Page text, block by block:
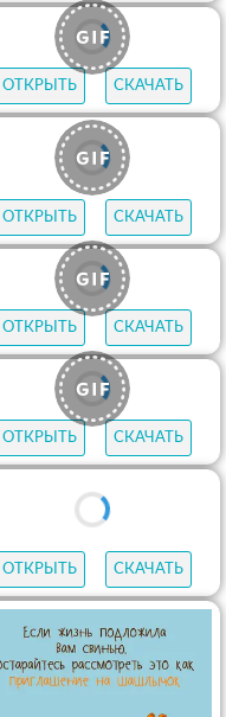
ОТКРЫТЬ СКАЧАТЬ
ОТКРЫТЬ СКАЧАТЬ
ОТКРЫТЬ
ОТКРЫТЬ СКАЧАТЬ
ОТКРЫТЬ СКАЧАТЬ